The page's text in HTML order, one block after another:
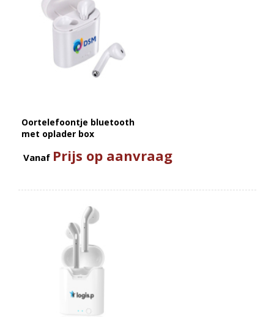
Oortelefoontje bluetooth
met oplader box
Vanaf Prijs op aanvraag